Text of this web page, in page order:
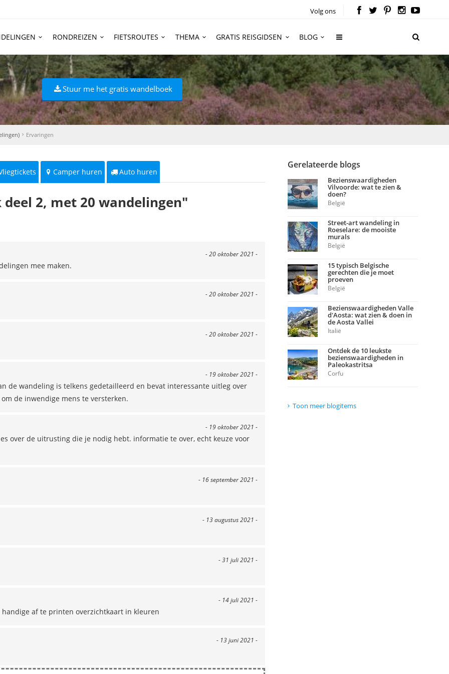
Volg ons
RONDREIZEN FIETSROUTES THEMA GRATIS REISGIDSEN BLOG
Stuur me het gratis wandelboek
Ervaringen
Camper huren Auto huren
2, met 20 wandelingen"
- 20 oktober 2021 -
mee maken.
- 20 oktober 2021 -
- 20 oktober 2021 -
- 19 oktober 2021 -
de wandeling is telkens gedetailleerd en bevat interessante uitleg over
de inwendige mens te versterken.
- 19 oktober 2021 -
over de uitrusting die je nodig hebt. informatie te over, echt keuze voor
- 16 september 2021 -
- 13 augustus 2021 -
- 31 juli 2021 -
- 14 juli 2021 -
af te printen overzichtkaart in kleuren
- 13 juni 2021 -
Gerelateerde blogs
Bezienswaardigheden
Vilvoorde: wat te zien &
doen?
België
Street-art wandeling in
Roeselare: de mooiste
murals
België
15 typisch Belgische
gerechten die je moet
proeven
België
Bezienswaardigheden Valle
d'Aosta: wat zien & doen in
de Aosta Vallei
Italië
Ontdek de 10 leukste
bezienswaardigheden in
Paleokastritsa
Corfu
Toon meer blogitems